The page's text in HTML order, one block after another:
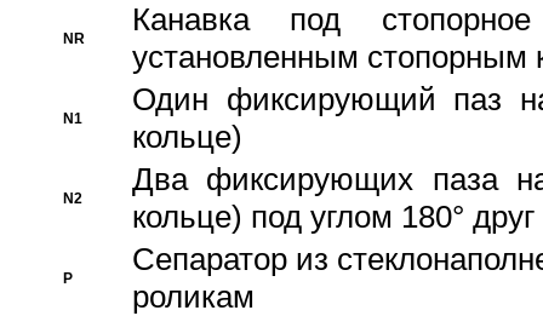
NR
Канавка под
установленным стопорным
N1
Один фиксирующий паз
кольце)
N2
Два фиксирующих паза
кольце) под углом 180° друг
P
Cепаратор из
роликам